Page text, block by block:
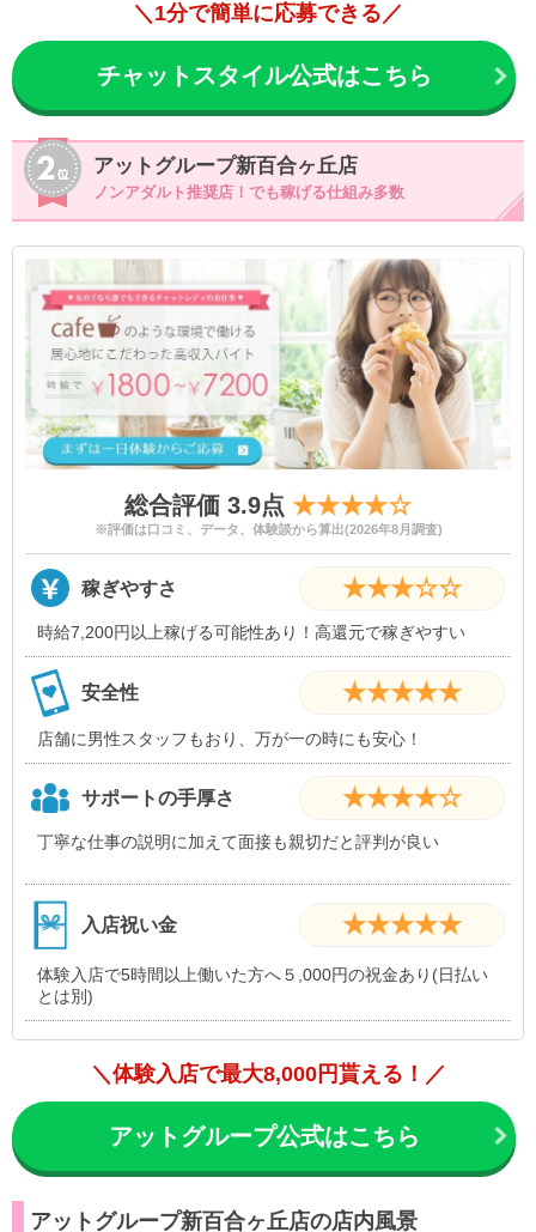
＼1分で簡単に応募できる／
チャットスタイル公式はこちら
アットグループ新百合ヶ丘店
ノンアダルト推奨店！でも稼げる仕組み多数
総合評価 3.9点 ★★★★☆
※評価は口コミ、データ、体験談から算出(2026年8月調査)
稼ぎやすさ ★★★☆☆
時給7,200円以上稼げる可能性あり！高還元で稼ぎやすい
安全性 ★★★★★
店舗に男性スタッフもおり、万が一の時にも安心！
サポートの手厚さ ★★★★☆
丁寧な仕事の説明に加えて面接も親切だと評判が良い
入店祝い金 ★★★★★
体験入店で5時間以上働いた方へ５,000円の祝金あり(日払い
とは別)
＼体験入店で最大8,000円貰える！／
アットグループ公式はこちら
アットグループ新百合ヶ丘店の店内風景